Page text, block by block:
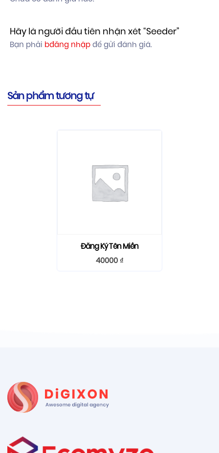
Hãy là người đầu tiên nhận xét “Seeder”
Bạn phải bđăng nhập để gửi đánh giá.
Sản phẩm tương tự
Đăng Ký Tên Miền
40000 ₫